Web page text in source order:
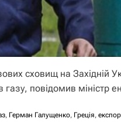
сховищ на Західній
газу, повідомив міністр
, Герман Галущенко, Греція,